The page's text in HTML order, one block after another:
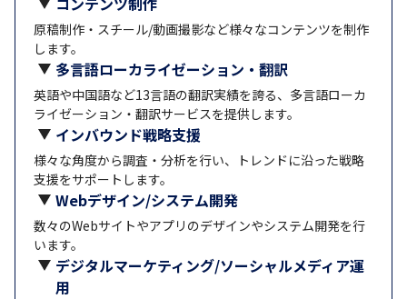
原稿制作・スチール/動画撮影など様々なコンテンツを制作
します。
多言語ローカライゼーション・翻訳
英語や中国語など13言語の翻訳実績を誇る、多言語ローカ
ライゼーション・翻訳サービスを提供します。
インバウンド戦略支援
様々な角度から調査・分析を行い、トレンドに沿った戦略
支援をサポートします。
Webデザイン/システム開発
数々のWebサイトやアプリのデザインやシステム開発を行
います。
デジタルマーケティング/ソーシャルメディア運
用